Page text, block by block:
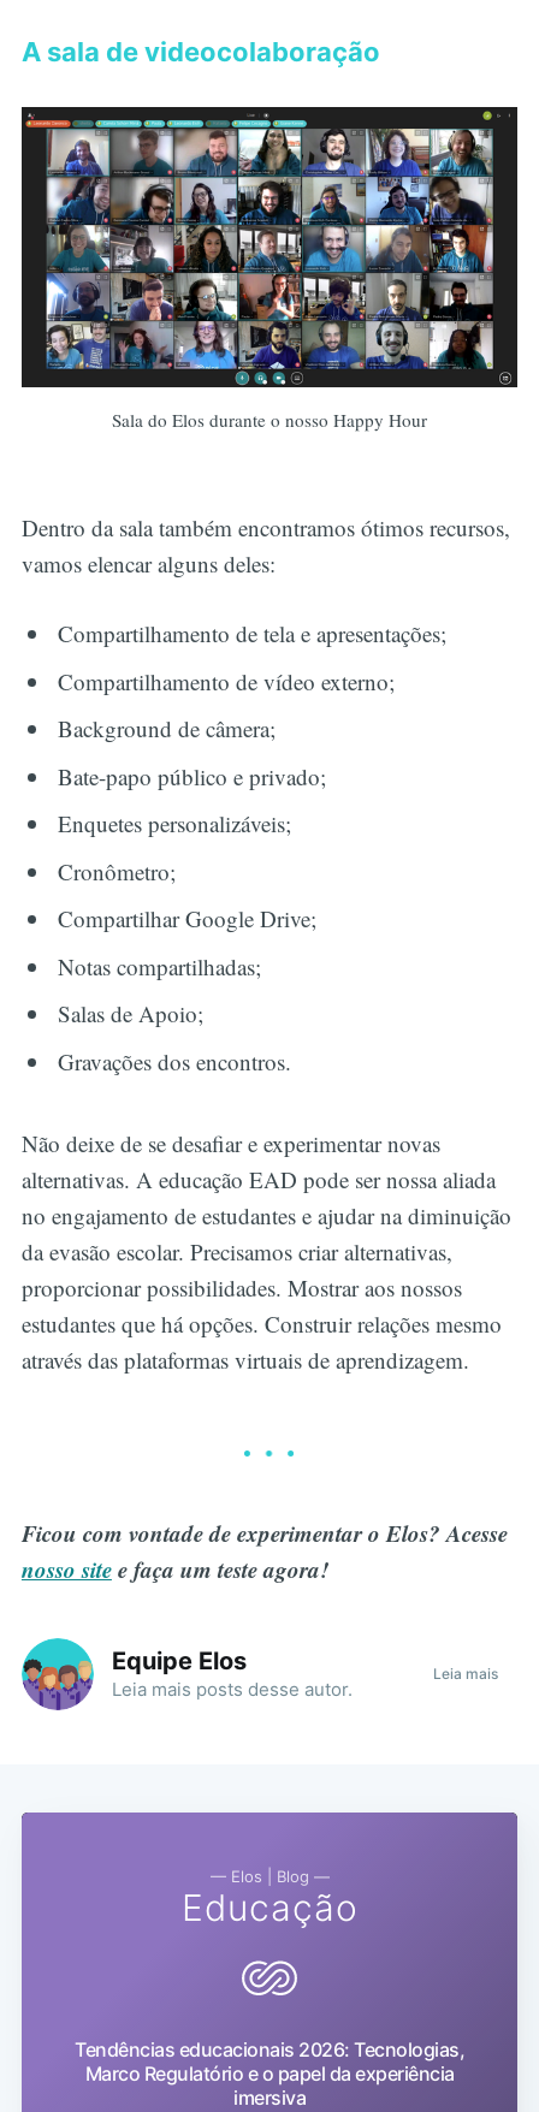
A sala de videocolaboração
Sala do Elos durante o nosso Happy Hour
Dentro da sala também encontramos ótimos recursos,
vamos elencar alguns deles:
Compartilhamento de tela e apresentações;
Compartilhamento de vídeo externo;
Background de câmera;
Bate-papo público e privado;
Enquetes personalizáveis;
Cronômetro;
Compartilhar Google Drive;
Notas compartilhadas;
Salas de Apoio;
Gravações dos encontros.
Não deixe de se desafiar e experimentar novas
alternativas. A educação EAD pode ser nossa aliada
no engajamento de estudantes e ajudar na diminuição
da evasão escolar. Precisamos criar alternativas,
proporcionar possibilidades. Mostrar aos nossos
estudantes que há opções. Construir relações mesmo
através das plataformas virtuais de aprendizagem.
Ficou com vontade de experimentar o Elos? Acesse
nosso sitee faça um teste agora!
Equipe Elos
Leia mais posts desse autor.
Leia mais
— Elos | Blog —
Educação
Tendências educacionais 2026: Tecnologias,
Marco Regulatório e o papel da experiência
imersiva